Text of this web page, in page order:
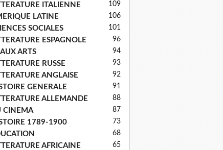
ITALIENNE 109
LATINE 106
SOCIALES 101
ESPAGNOLE 96
ARTS 94
RUSSE 93
ANGLAISE 92
GENERALE 91
ALLEMANDE 88
CINEMA 87
1789-1900 73
68
AFRICAINE 65